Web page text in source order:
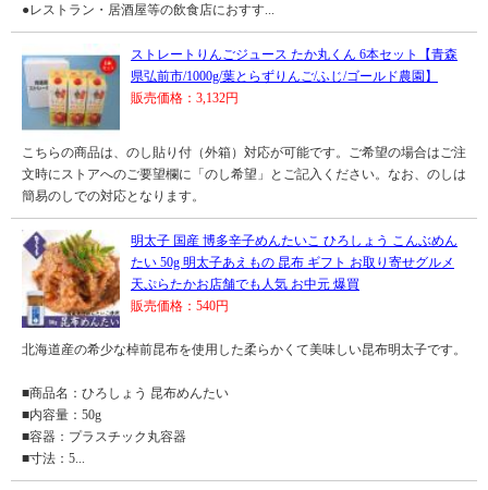
●レストラン・居酒屋等の飲食店におすす...
ストレートりんごジュース たか丸くん 6本セット【青森
県弘前市/1000g/葉とらずりんご/ふじ/ゴールド農園】
販売価格：3,132円
こちらの商品は、のし貼り付（外箱）対応が可能です。ご希望の場合はご注
文時にストアへのご要望欄に「のし希望」とご記入ください。なお、のしは
簡易のしでの対応となります。
明太子 国産 博多辛子めんたいこ ひろしょう こんぶめん
たい 50g 明太子あえもの 昆布 ギフト お取り寄せグルメ
天ぷらたかお店舗でも人気 お中元 爆買
販売価格：540円
北海道産の希少な棹前昆布を使用した柔らかくて美味しい昆布明太子です。
■商品名：ひろしょう 昆布めんたい
■内容量：50g
■容器：プラスチック丸容器
■寸法：5...